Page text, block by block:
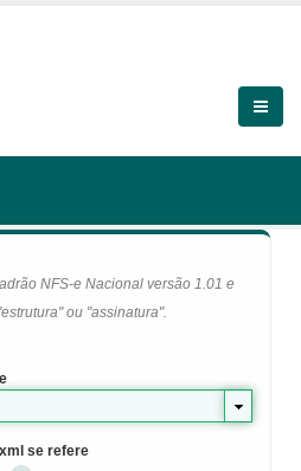
NFS-e Nacional versão 1.01 e
ou "assinatura".
se refere